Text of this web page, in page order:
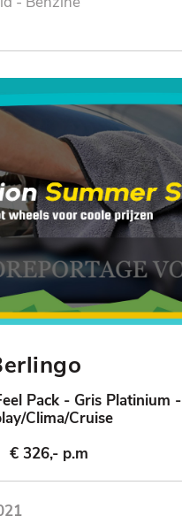
Pack - Gris Platinium -
Clima/Cruise
€ 326,- p.m